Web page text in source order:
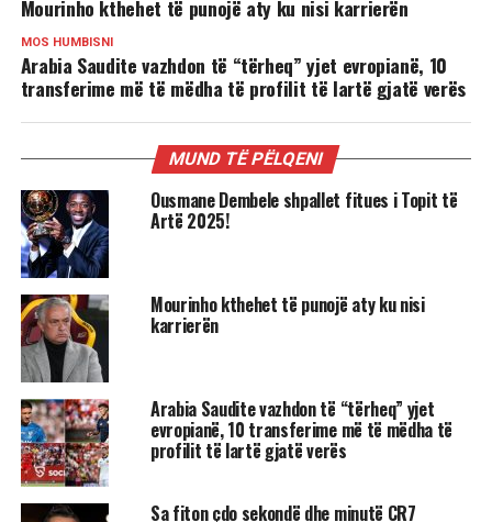
Mourinho kthehet të punojë aty ku nisi karrierën
MOS HUMBISNI
Arabia Saudite vazhdon të “tërheq” yjet evropianë, 10
transferime më të mëdha të profilit të lartë gjatë verës
MUND TË PËLQENI
Ousmane Dembele shpallet fitues i Topit të
Artë 2025!
Mourinho kthehet të punojë aty ku nisi
karrierën
Arabia Saudite vazhdon të “tërheq” yjet
evropianë, 10 transferime më të mëdha të
profilit të lartë gjatë verës
Sa fiton çdo sekondë dhe minutë CR7